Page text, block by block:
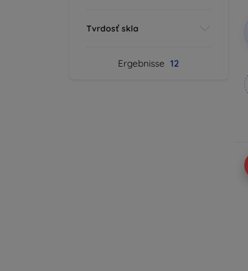
Tvrdosť skla
Ergebnisse 12